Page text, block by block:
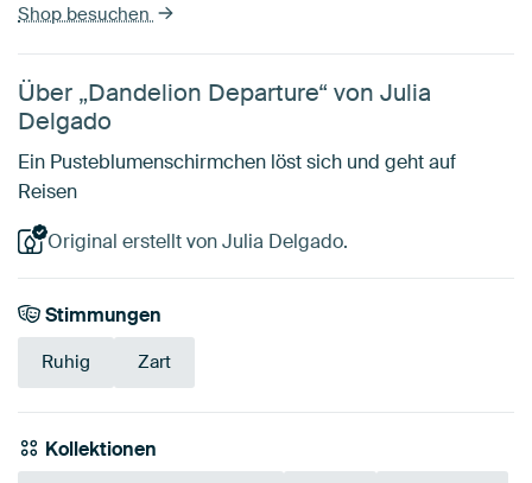
Shop besuchen
Über „Dandelion Departure“ von Julia
Delgado
Ein Pusteblumenschirmchen löst sich und geht auf
Reisen
Original erstellt von Julia Delgado.
Stimmungen
Ruhig Zart
Kollektionen